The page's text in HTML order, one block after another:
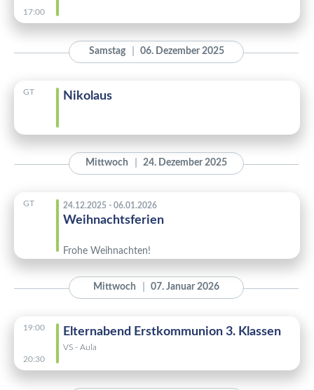
17:00
Samstag 06. Dezember 2025
GT Nikolaus
Mittwoch 24. Dezember 2025
GT 24.12.2025 - 06.01.2026
Weihnachtsferien
Frohe Weihnachten!
Mittwoch 07. Januar 2026
19:00
20:30
Elternabend Erstkommunion 3. Klassen
VS - Aula